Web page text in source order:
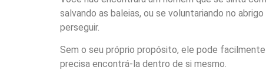
salvando as baleias, ou se voluntariando no
perseguir.
Sem o seu próprio propósito, ele pode
precisa encontrá-la dentro de si mesmo.